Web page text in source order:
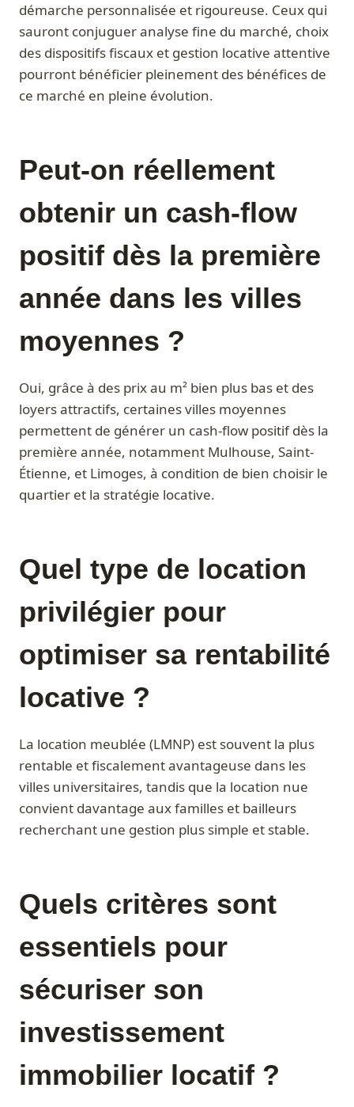
démarche personnalisée et rigoureuse. Ceux qui
sauront conjuguer analyse fine du marché, choix
des dispositifs fiscaux et gestion locative attentive
pourront bénéficier pleinement des bénéfices de
ce marché en pleine évolution.
Peut-on réellement
obtenir un cash-flow
positif dès la première
année dans les villes
moyennes ?
Oui, grâce à des prix au m² bien plus bas et des
loyers attractifs, certaines villes moyennes
permettent de générer un cash-flow positif dès la
première année, notamment Mulhouse, Saint-
Étienne, et Limoges, à condition de bien choisir le
quartier et la stratégie locative.
Quel type de location
privilégier pour
optimiser sa rentabilité
locative ?
La location meublée (LMNP) est souvent la plus
rentable et fiscalement avantageuse dans les
villes universitaires, tandis que la location nue
convient davantage aux familles et bailleurs
recherchant une gestion plus simple et stable.
Quels critères sont
essentiels pour
sécuriser son
investissement
immobilier locatif ?